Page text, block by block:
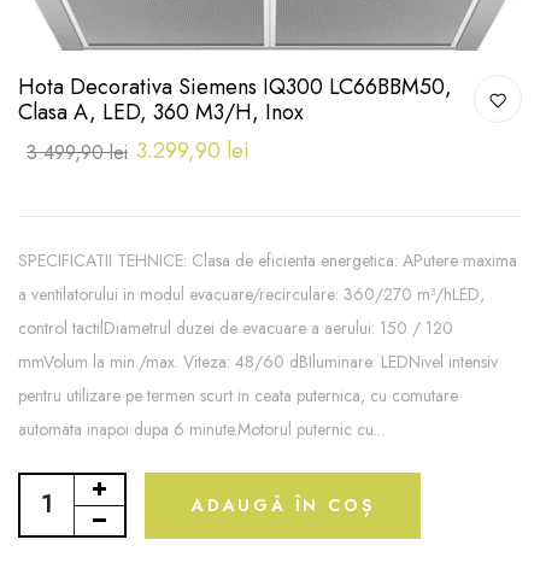
Hota Decorativa Siemens IQ300 LC66BBM50,
Clasa A, LED, 360 M3/h, Inox
3.499,90 lei 3.299,90 lei
SPECIFICATII TEHNICE: Clasa de eficienta energetica: APutere maxima
a ventilatorului in modul evacuare/recirculare: 360/270 m³/hLED,
control tactilDiametrul duzei de evacuare a aerului: 150 / 120
mmVolum la min./max. Viteza: 48/60 dBIluminare: LEDNivel intensiv
pentru utilizare pe termen scurt in ceata puternica, cu comutare
automata inapoi dupa 6 minute.Motorul puternic cu...
ADAUGĂ ÎN COȘ